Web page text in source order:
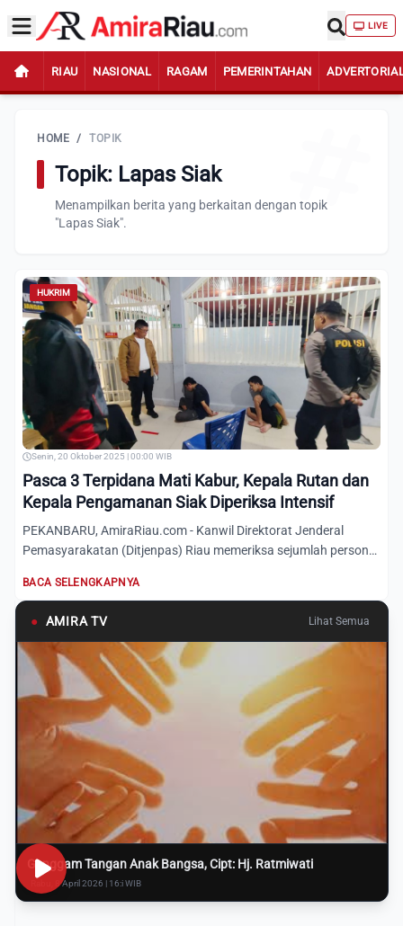
LIVE
RIAU NASIONAL RAGAM PEMERINTAHAN
HOME / TOPIK
Topik: Lapas Siak
Menampilkan berita yang berkaitan dengan topik
"Lapas Siak".
HUKRIM
Senin, 20 Oktober 2025 | 00:00 WIB
Pasca 3 Terpidana Mati Kabur, Kepala Rutan dan
Kepala Pengamanan Siak Diperiksa Intensif
PEKANBARU, AmiraRiau.com - Kanwil Direktorat Jenderal
Pemasyarakatan (Ditjenpas) Riau memeriksa sejumlah personel
BACA SELENGKAPNYA
● AMIRA TV Lihat Semua
Genggam Tangan Anak Bangsa, Cipt: Hj. Ratmiwati
Rabu, 8 April 2026 | 16:i WIB